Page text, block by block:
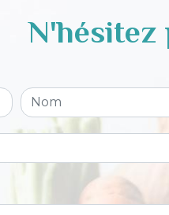
N'hésitez